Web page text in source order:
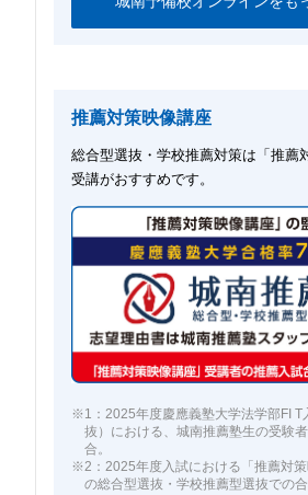
推薦対策映像講座
総合型選抜・学校推薦対策は「推薦
受講がおすすめです。
※1：2025年度慶應義塾大学法学部FI T
抜）における、城南推薦塾生の受験
合。
※2：2025年度入試における「推薦対
の総合型選抜・学校推薦型選抜での